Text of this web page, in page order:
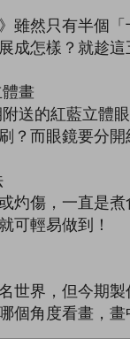
雖然只有半個
成怎樣？就趁
畫
送的紅藍立體
？而眼鏡要分開
灼傷，一直是
可輕易做到！
世界，但今期
個角度看畫，